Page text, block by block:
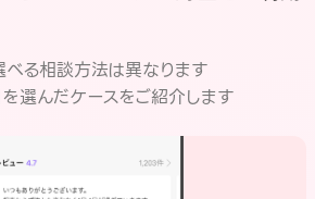
る相談方法は異なります
を選んだケースをご紹介します